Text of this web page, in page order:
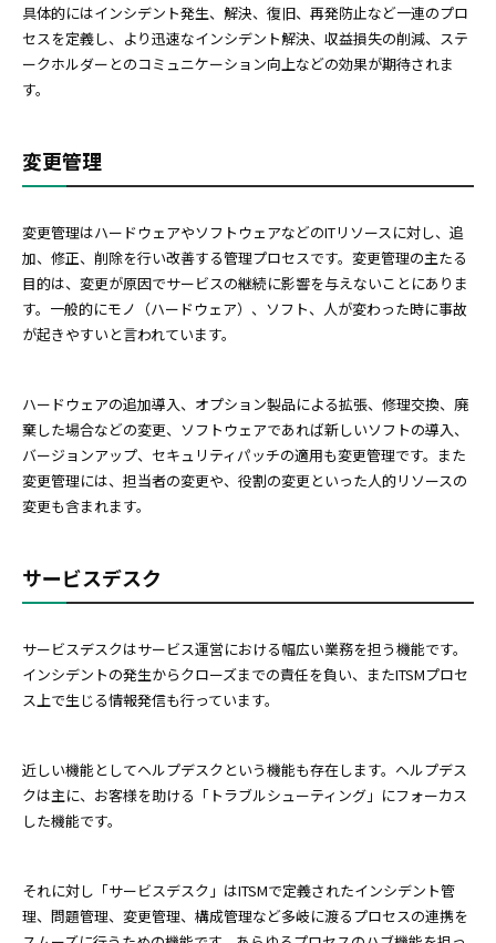
具体的にはインシデント発生、解決、復旧、再発防止など一連のプロ
セスを定義し、より迅速なインシデント解決、収益損失の削減、ステ
ークホルダーとのコミュニケーション向上などの効果が期待されま
す。
変更管理
変更管理はハードウェアやソフトウェアなどのITリソースに対し、追
加、修正、削除を行い改善する管理プロセスです。変更管理の主たる
目的は、変更が原因でサービスの継続に影響を与えないことにありま
す。一般的にモノ（ハードウェア）、ソフト、人が変わった時に事故
が起きやすいと言われています。
ハードウェアの追加導入、オプション製品による拡張、修理交換、廃
棄した場合などの変更、ソフトウェアであれば新しいソフトの導入、
バージョンアップ、セキュリティパッチの適用も変更管理です。また
変更管理には、担当者の変更や、役割の変更といった人的リソースの
変更も含まれます。
サービスデスク
サービスデスクはサービス運営における幅広い業務を担う機能です。
インシデントの発生からクローズまでの責任を負い、またITSMプロセ
ス上で生じる情報発信も行っています。
近しい機能としてヘルプデスクという機能も存在します。ヘルプデス
クは主に、お客様を助ける「トラブルシューティング」にフォーカス
した機能です。
それに対し「サービスデスク」はITSMで定義されたインシデント管
理、問題管理、変更管理、構成管理など多岐に渡るプロセスの連携を